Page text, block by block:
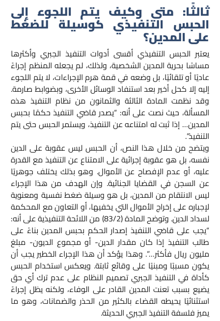
ثالثًا: متى وكيف يتم اللجوء إلى
الحبس التنفيذي كوسيلة للضغط
على المدين؟
يعتبر الحبس التنفيذي أقسى أدوات التنفيذ الجبري وأكثرها
مساسًا بحرية المدين الشخصية، ولذلك، لم يجعله المنظم إجراءً
عاديًا أو تلقائيًا، بل وضعه في قمة هرم الإجراءات، لا يتم اللجوء
إليه إلا كحل أخير بعد استنفاد الوسائل الأخرى، وبضوابط صارمة.
وقد نظمت المادة الثالثة والثمانون من نظام التنفيذ هذه
المسألة، حيث نصت على أنه: “يصدر قاضي التنفيذ حكمًا بحبس
المدين… إذا ثبت له امتناعه عن التنفيذ، ويستمر الحبس حتى يتم
التنفيذ”.
ويتضح من خلال هذا النص، أن الحبس ليس عقوبة على الدين
نفسه، بل هو عقوبة إجرائية على الامتناع عن التنفيذ مع القدرة
عليه، أو عدم الإفصاح عن الأموال. وهو بذلك يختلف جوهريًا
عن السجن في القضايا الجنائية. وإن الهدف من هذا الإجراء
ليس الانتقام من المدين، بل هو وسيلة ضغط نفسية ومعنوية
لإجباره على إخراج الأموال التي يخفيها، أو التعاون مع المحكمة
لسداد الدين. وتوضح المادة (83/2) من اللائحة التنفيذية على أنه:
“يجب على قاضي التنفيذ إصدار الحكم بحبس المدين بناءً على
طالب التنفيذ إذا كان مقدار الدين- أو مجموع الديون- مبلغ
مليون ريال فأكثر…”. وهذا يؤكد أن هذا الإجراء الخطير يجب أن
يكون مسببًا ومبنيًا على وقائع ثابتة. ويعكس استخدام الحبس
كأداة في التنفيذ الجبري تصميم النظام على عدم ترك أي حق
يضيع بسبب تعنت المدين القادر على الوفاء، ولكنه يظل إجراءً
استثنائيًا يحيطه القضاء بالكثير من الحذر والضمانات، وهو ما
يميز فلسفة التنفيذ الجبري الحديثة.​